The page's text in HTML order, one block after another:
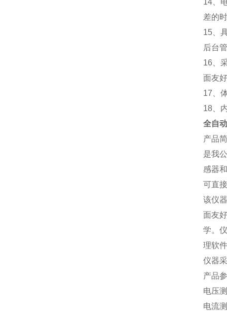
14、
差的
15、
后台
16、
面友好
17、
18、
全自
产品
是我
感器
可直
该仪
面友
学。
理软
仪器
产品
电压
电流